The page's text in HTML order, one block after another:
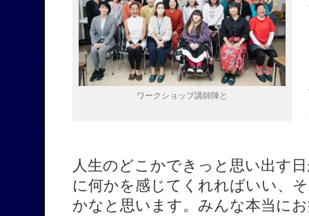
ワークショップ講師陣と
人生のどこかできっと思い出す
に何かを感じてくれればいい、
かなと思います。みんな本当に